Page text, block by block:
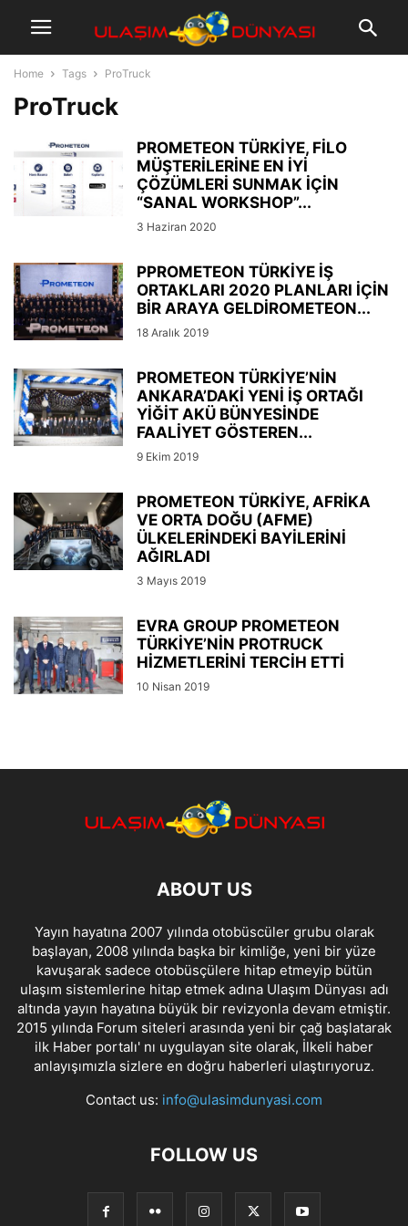
Home Tags ProTruck
ProTruck
PROMETEON TÜRKİYE, FİLO
MÜŞTERİLERİNE EN İYİ
ÇÖZÜMLERİ SUNMAK İÇİN
“SANAL WORKSHOP”...
3 Haziran 2020
PPROMETEON TÜRKİYE İŞ
ORTAKLARI 2020 PLANLARI İÇİN
BİR ARAYA GELDİROMETEON...
18 Aralık 2019
PROMETEON TÜRKİYE’NİN
ANKARA’DAKİ YENİ İŞ ORTAĞI
YİĞİT AKÜ BÜNYESİNDE
FAALİYET GÖSTEREN...
9 Ekim 2019
PROMETEON TÜRKİYE, AFRİKA
VE ORTA DOĞU (AFME)
ÜLKELERİNDEKİ BAYİLERİNİ
AĞIRLADI
3 Mayıs 2019
EVRA GROUP PROMETEON
TÜRKİYE’NİN PROTRUCK
HİZMETLERİNİ TERCİH ETTİ
10 Nisan 2019
ABOUT US
Yayın hayatına 2007 yılında otobüscüler grubu olarak
başlayan, 2008 yılında başka bir kimliğe, yeni bir yüze
kavuşarak sadece otobüsçülere hitap etmeyip bütün
ulaşım sistemlerine hitap etmek adına Ulaşım Dünyası adı
altında yayın hayatına büyük bir revizyonla devam etmiştir.
2015 yılında Forum siteleri arasında yeni bir çağ başlatarak
ilk Haber portalı' nı uygulayan site olarak, İlkeli haber
anlayışımızla sizlere en doğru haberleri ulaştırıyoruz.
Contact us: info@ulasimdunyasi.com
FOLLOW US